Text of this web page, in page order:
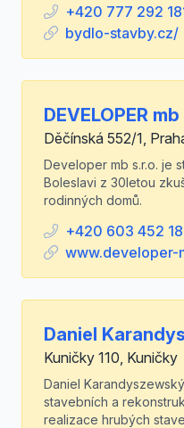
+420 777 292
bydlo-stavby.cz/
DEVELOPER
Děčínská 552/1,
Developer mb s.r.o. je
Boleslavi z 30letou
rodinných domů.
+420 603 452
www.developer-
Daniel
Kuničky 110, Kuničky
Daniel
stavebních a
realizace hrubých